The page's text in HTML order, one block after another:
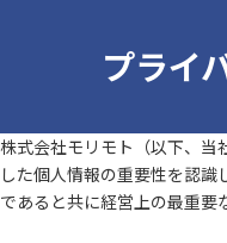
へ
ス
キ
ッ
ョ
ン
に
移
プライ
株式会社モリモト（以下、当
した個人情報の重要性を認
であると共に経営上の最重要